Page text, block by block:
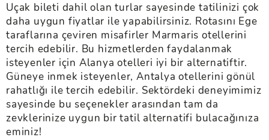
Uçak bileti dahil olan turlar sayesinde tatilinizi çok
daha uygun fiyatlar ile yapabilirsiniz. Rotasını Ege
taraflarına çeviren misafirler Marmaris otellerini
tercih edebilir. Bu hizmetlerden faydalanmak
isteyenler için Alanya otelleri iyi bir alternatiftir.
Güneye inmek isteyenler, Antalya otellerini gönül
rahatlığı ile tercih edebilir. Sektördeki deneyimimiz
sayesinde bu seçenekler arasından tam da
zevklerinize uygun bir tatil alternatifi bulacağınıza
eminiz!